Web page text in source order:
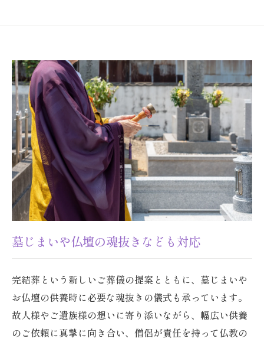
墓じまいや仏壇の魂抜きなども対応
完結葬という新しいご葬儀の提案とともに、墓じまいや
お仏壇の供養時に必要な魂抜きの儀式も承っています。
故人様やご遺族様の想いに寄り添いながら、幅広い供養
のご依頼に真摯に向き合い、僧侶が責任を持って仏教の